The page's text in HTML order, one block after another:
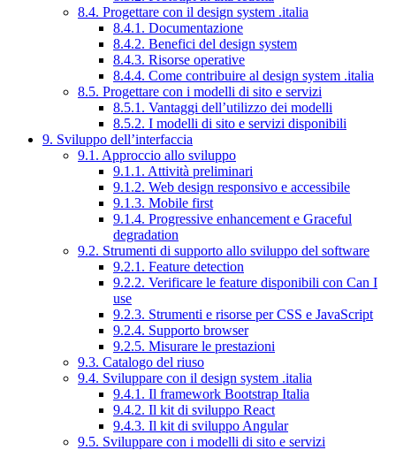
8.4. Progettare con il design system .italia
8.4.1. Documentazione
8.4.2. Benefici del design system
8.4.3. Risorse operative
8.4.4. Come contribuire al design system .italia
8.5. Progettare con i modelli di sito e servizi
8.5.1. Vantaggi dell’utilizzo dei modelli
8.5.2. I modelli di sito e servizi disponibili
9. Sviluppo dell’interfaccia
9.1. Approccio allo sviluppo
9.1.1. Attività preliminari
9.1.2. Web design responsivo e accessibile
9.1.3. Mobile first
9.1.4. Progressive enhancement e Graceful
degradation
9.2. Strumenti di supporto allo sviluppo del software
9.2.1. Feature detection
9.2.2. Verificare le feature disponibili con Can I
use
9.2.3. Strumenti e risorse per CSS e JavaScript
9.2.4. Supporto browser
9.2.5. Misurare le prestazioni
9.3. Catalogo del riuso
9.4. Sviluppare con il design system .italia
9.4.1. Il framework Bootstrap Italia
9.4.2. Il kit di sviluppo React
9.4.3. Il kit di sviluppo Angular
9.5. Sviluppare con i modelli di sito e servizi